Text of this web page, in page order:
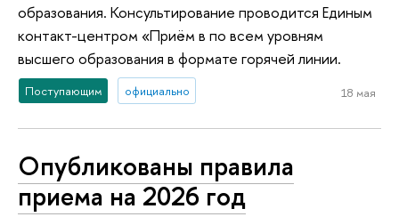
образования. Консультирование проводится Единым
контакт-центром «Приём в по всем уровням
высшего образования в формате горячей линии.
Поступающим официально 18 мая
Опубликованы правила
приема на 2026 год